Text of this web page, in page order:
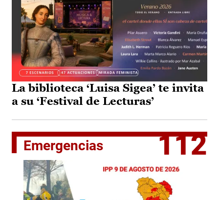
La biblioteca ‘Luisa Sigea’ te invita
a su ‘Festival de Lecturas’
Emergencias 112